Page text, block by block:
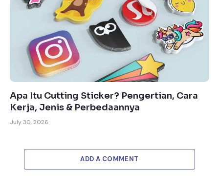
Apa Itu Cutting Sticker? Pengertian, Cara
Kerja, Jenis & Perbedaannya
July 30, 2026
ADD A COMMENT